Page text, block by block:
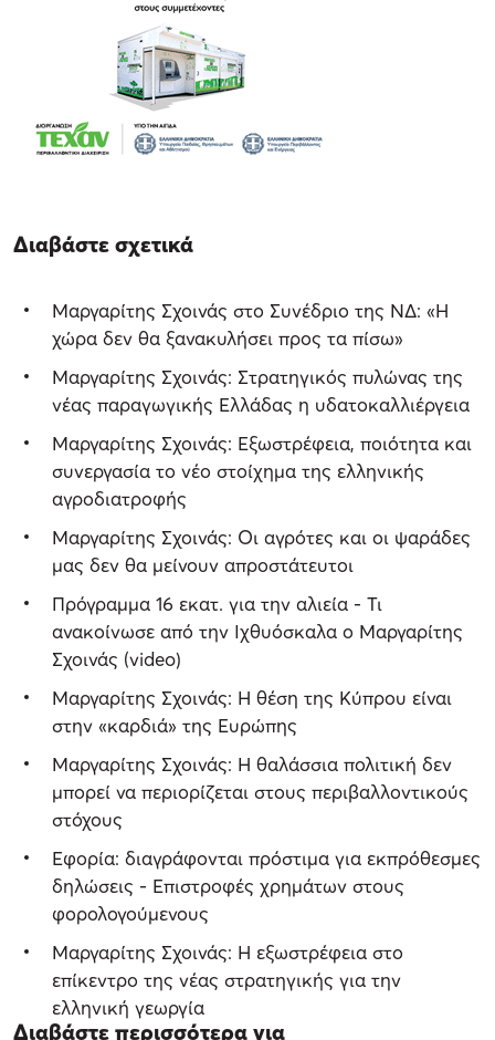
Διαβάστε σχετικά
Μαργαρίτης Σχοινάς στο Συνέδριο της ΝΔ: «Η
χώρα δεν θα ξανακυλήσει προς τα πίσω»
Μαργαρίτης Σχοινάς: Στρατηγικός πυλώνας της
νέας παραγωγικής Ελλάδας η υδατοκαλλιέργεια
Μαργαρίτης Σχοινάς: Εξωστρέφεια, ποιότητα και
συνεργασία το νέο στοίχημα της ελληνικής
αγροδιατροφής
Μαργαρίτης Σχοινάς: Οι αγρότες και οι ψαράδες
μας δεν θα μείνουν απροστάτευτοι
Πρόγραμμα 16 εκατ. για την αλιεία - Τι
ανακοίνωσε από την Ιχθυόσκαλα ο Μαργαρίτης
Σχοινάς (video)
Μαργαρίτης Σχοινάς: Η θέση της Κύπρου είναι
στην «καρδιά» της Ευρώπης
Μαργαρίτης Σχοινάς: Η θαλάσσια πολιτική δεν
μπορεί να περιορίζεται στους περιβαλλοντικούς
στόχους
Εφορία: διαγράφονται πρόστιμα για εκπρόθεσμες
δηλώσεις - Επιστροφές χρημάτων στους
φορολογούμενους
Μαργαρίτης Σχοινάς: Η εξωστρέφεια στο
επίκεντρο της νέας στρατηγικής για την
ελληνική γεωργία
Διαβάστε περισσότερα για